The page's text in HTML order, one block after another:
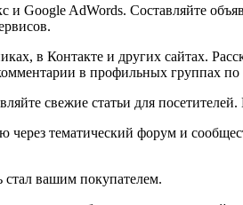
и Google AdWords. Составляйте
в Контакте и других сайтах.
в профильных группах
свежие статьи для
через тематический форум и
стал вашим покупателем.